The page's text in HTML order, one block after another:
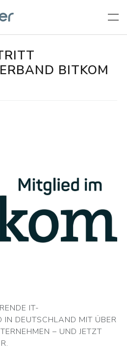
BITKOM
IT-
IN DEUTSCHLAND MIT ÜBER
– UND JETZT